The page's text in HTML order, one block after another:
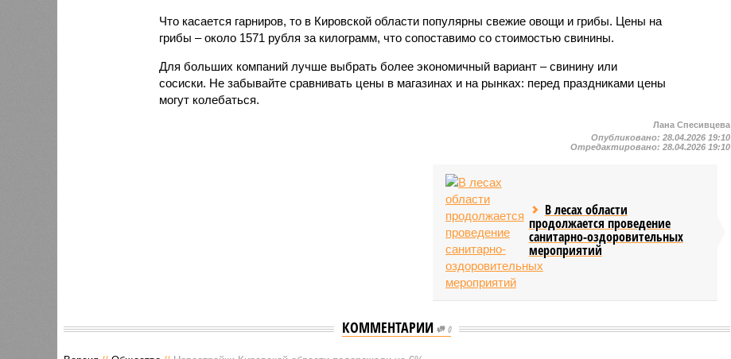
Что касается гарниров, то в Кировской области популярны свежие овощи и грибы. Цены на
грибы – около 1571 рубля за килограмм, что сопоставимо со стоимостью свинины.
Для больших компаний лучше выбрать более экономичный вариант – свинину или
сосиски. Не забывайте сравнивать цены в магазинах и на рынках: перед праздниками цены
могут колебаться.
Лана Спесивцева
Опубликовано:28.04.2026 19:10
Отредактировано:28.04.2026 19:10
В лесах области
продолжается проведение
санитарно-оздоровительных
мероприятий
КОММЕНТАРИИ 0